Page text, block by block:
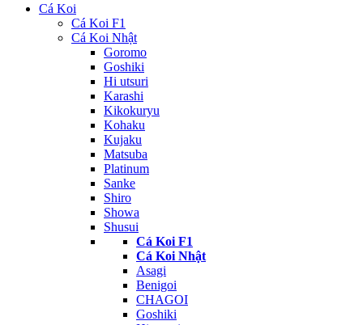
Cá Koi
Cá Koi F1
Cá Koi Nhật
Goromo
Goshiki
Hi utsuri
Karashi
Kikokuryu
Kohaku
Kujaku
Matsuba
Platinum
Sanke
Shiro
Showa
Shusui
Cá Koi F1
Cá Koi Nhật
Asagi
Benigoi
CHAGOI
Goshiki